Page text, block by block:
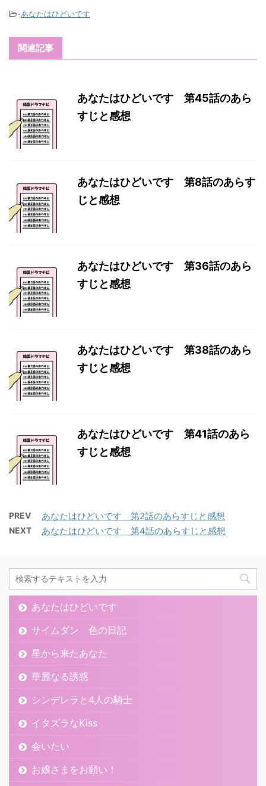
-あなたはひどいです
関連記事
あなたはひどいです 第45話のあら
すじと感想
あなたはひどいです 第8話のあらす
じと感想
あなたはひどいです 第36話のあら
すじと感想
あなたはひどいです 第38話のあら
すじと感想
あなたはひどいです 第41話のあら
すじと感想
PREV あなたはひどいです 第2話のあらすじと感想
NEXT あなたはひどいです 第4話のあらすじと感想
あなたはひどいです
サイムダン 色の日記
星から来たあなた
華麗なる誘惑
シンデレラと4人の騎士
イタズラなKiss
会いたい
お嬢さまをお願い！